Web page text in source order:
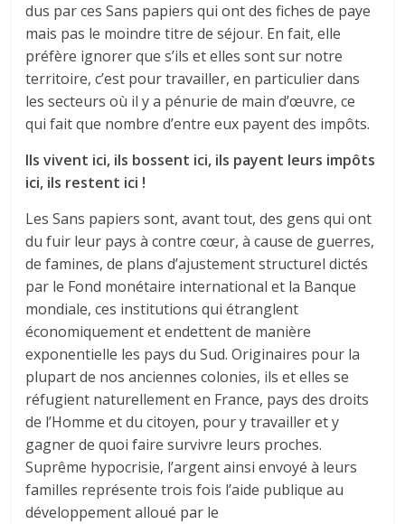
dus par ces Sans papiers qui ont des fiches de paye
mais pas le moindre titre de séjour. En fait, elle
préfère ignorer que s’ils et elles sont sur notre
territoire, c’est pour travailler, en particulier dans
les secteurs où il y a pénurie de main d’œuvre, ce
qui fait que nombre d’entre eux payent des impôts.
Ils vivent ici, ils bossent ici, ils payent leurs impôts
ici, ils restent ici !
Les Sans papiers sont, avant tout, des gens qui ont
du fuir leur pays à contre cœur, à cause de guerres,
de famines, de plans d’ajustement structurel dictés
par le Fond monétaire international et la Banque
mondiale, ces institutions qui étranglent
économiquement et endettent de manière
exponentielle les pays du Sud. Originaires pour la
plupart de nos anciennes colonies, ils et elles se
réfugient naturellement en France, pays des droits
de l’Homme et du citoyen, pour y travailler et y
gagner de quoi faire survivre leurs proches.
Suprême hypocrisie, l’argent ainsi envoyé à leurs
familles représente trois fois l’aide publique au
développement alloué par le